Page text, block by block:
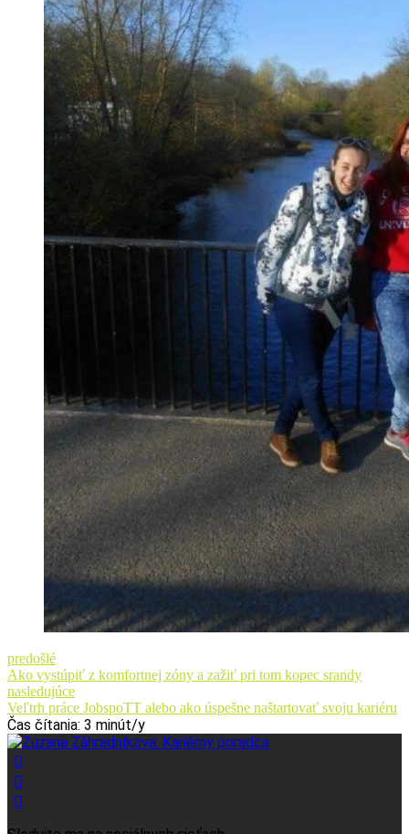
predošlé
Ako vystúpiť z komfortnej zóny a zažiť pri tom kopec srandy
nasledujúce
Veľtrh práce JobspoTT alebo ako úspešne naštartovať svoju kariéru
Čas čítania: 3 minút/y